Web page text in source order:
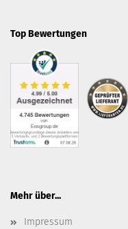
Top Bewertungen
Mehr über...
Impressum